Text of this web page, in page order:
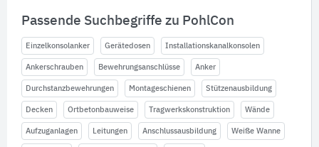
Passende Suchbegriffe zu PohlCon
Einzelkonsolanker Gerätedosen Installationskanalkonsolen
Ankerschrauben Bewehrungsanschlüsse Anker
Durchstanzbewehrungen Montageschienen Stützenausbildung
Decken Ortbetonbauweise Tragwerkskonstruktion Wände
Aufzuganlagen Leitungen Anschlussausbildung Weiße Wanne